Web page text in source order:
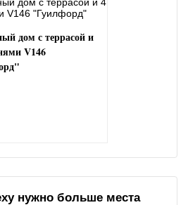
дом с террасой и
V146
нужно больше места